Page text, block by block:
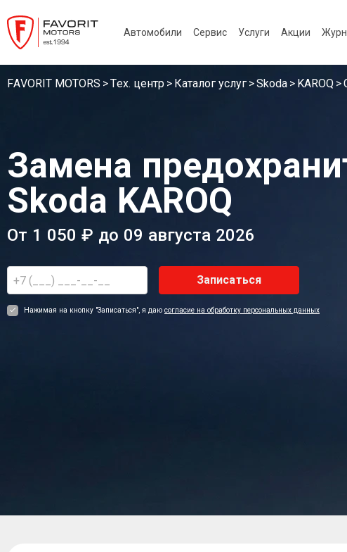
Автомобили Сервис Услуги Акции
FAVORIT MOTORS Тех. центр Каталог услуг Skoda KAROQ
Замена
Skoda KAROQ
От 1 050 ₽ до 09 августа 2026
Записаться
Нажимая на кнопку "Записаться", я даю согласие на обработку персональных данных